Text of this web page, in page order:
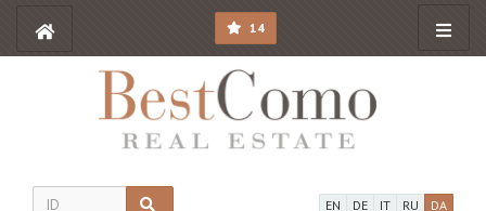
14
EN DE IT RU DA